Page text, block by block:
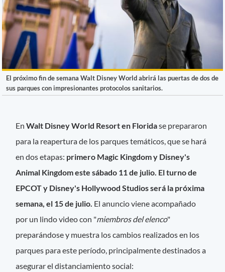
El próximo fin de semana Walt Disney World abrirá las puertas de dos de
sus parques con impresionantes protocolos sanitarios.
EnWalt Disney World Resort en Floridase prepararon
para la reapertura de los parques temáticos, que se hará
en dos etapas: primero Magic Kingdom y Disney's
Animal Kingdom este sábado 11 de julio. El turno de
EPCOT y Disney's Hollywood Studios será la próxima
semana, el 15 de julio. El anuncio viene acompañado
por un lindo video con "miembros del elenco"
preparándose y muestra los cambios realizados en los
parques para este período, principalmente destinados a
asegurar el distanciamiento social: